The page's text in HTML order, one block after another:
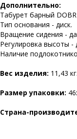
Дополнительно:
Табурет барный
Тип основания - диск.
Вращение сидения -
Регулировка высоты -
Наличие
Вес изделия: 11,43 кг.
Размер упаковки:
Страна-